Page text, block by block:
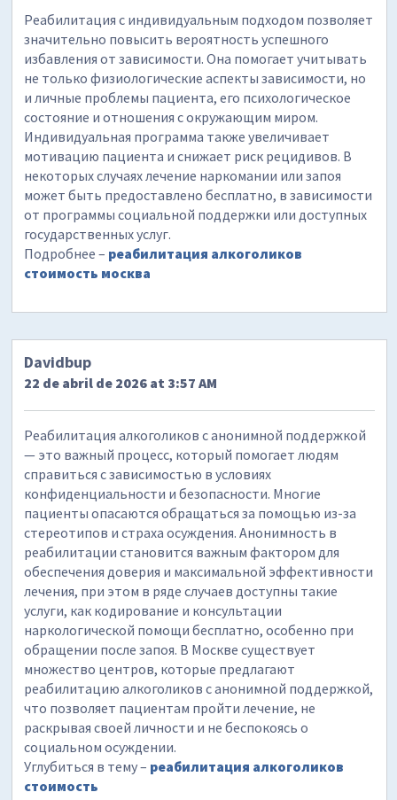
Реабилитация с индивидуальным подходом позволяет
значительно повысить вероятность успешного
избавления от зависимости. Она помогает учитывать
не только физиологические аспекты зависимости, но
и личные проблемы пациента, его психологическое
состояние и отношения с окружающим миром.
Индивидуальная программа также увеличивает
мотивацию пациента и снижает риск рецидивов. В
некоторых случаях лечение наркомании или запоя
может быть предоставлено бесплатно, в зависимости
от программы социальной поддержки или доступных
государственных услуг.
Подробнее – реабилитация алкоголиков
стоимость москва
Davidbup
22 de abril de 2026 at 3:57 AM
Реабилитация алкоголиков с анонимной поддержкой
— это важный процесс, который помогает людям
справиться с зависимостью в условиях
конфиденциальности и безопасности. Многие
пациенты опасаются обращаться за помощью из-за
стереотипов и страха осуждения. Анонимность в
реабилитации становится важным фактором для
обеспечения доверия и максимальной эффективности
лечения, при этом в ряде случаев доступны такие
услуги, как кодирование и консультации
наркологической помощи бесплатно, особенно при
обращении после запоя. В Москве существует
множество центров, которые предлагают
реабилитацию алкоголиков с анонимной поддержкой,
что позволяет пациентам пройти лечение, не
раскрывая своей личности и не беспокоясь о
социальном осуждении.
Углубиться в тему – реабилитация алкоголиков
стоимость